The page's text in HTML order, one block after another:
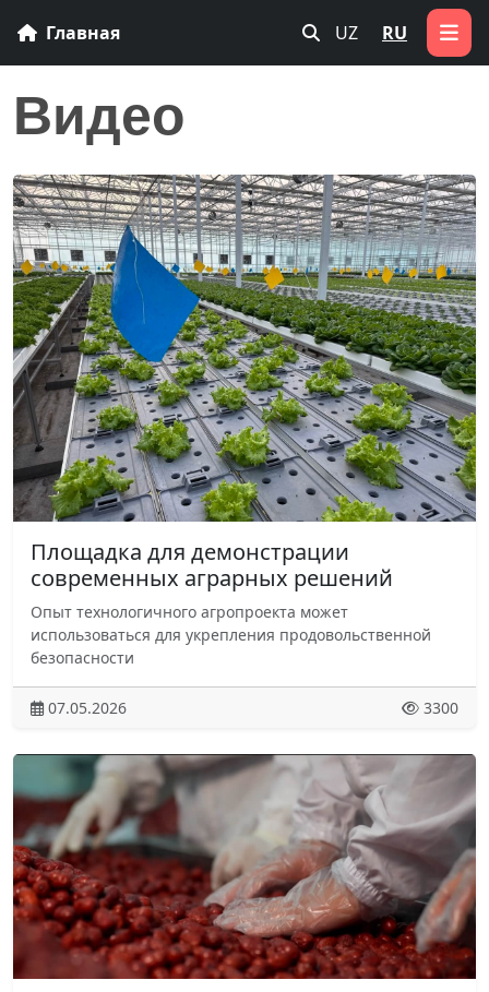
Главная UZ RU
Видео
Площадка для демонстрации
современных аграрных решений
Опыт технологичного агропроекта может
использоваться для укрепления продовольственной
безопасности
07.05.2026 3300